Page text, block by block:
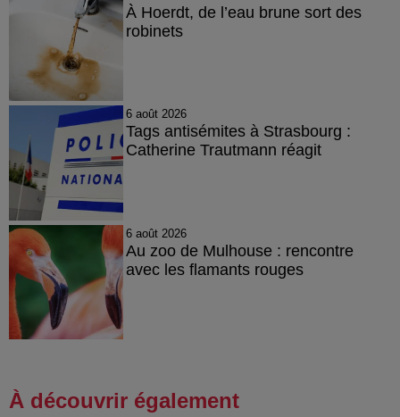
À Hoerdt, de l’eau brune sort des
robinets
6 août 2026
Tags antisémites à Strasbourg :
Catherine Trautmann réagit
6 août 2026
Au zoo de Mulhouse : rencontre
avec les flamants rouges
À découvrir également